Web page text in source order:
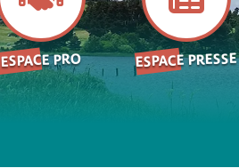
ESPACE PRO ESPACE PRESSE